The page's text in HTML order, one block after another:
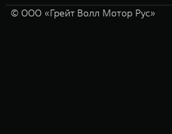
© ООО «Грейт Волл Мотор Рус»